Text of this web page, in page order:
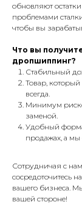
обновляют
проблемами
чтобы вы
Что вы
дропшиппинг?
Стабильный
Товар,
всегда.
Минимум
заменой.
Удобный
продажах, а мы
Сотрудничая с
сосредоточитесь
вашего бизнеса.
вашей стороне!